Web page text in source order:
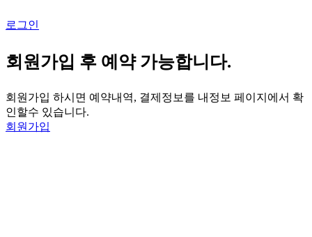
로그인
회원가입 후 예약 가능합니다.
회원가입 하시면 예약내역, 결제정보를 내정보 페이지에서 확
인할수 있습니다.
회원가입